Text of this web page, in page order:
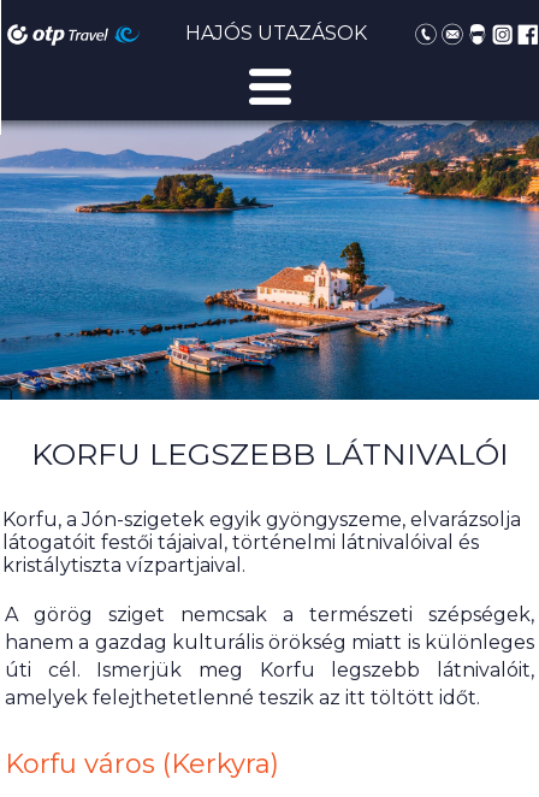
HAJÓS UTAZÁSOK
KORFU LEGSZEBB LÁTNIVALÓI
Korfu, a Jón-szigetek egyik gyöngyszeme, elvarázsolja
látogatóit festői tájaival, történelmi látnivalóival és
kristálytiszta vízpartjaival.
A görög sziget nemcsak a természeti szépségek,
hanem a gazdag kulturális örökség miatt is különleges
úti cél. Ismerjük meg Korfu legszebb látnivalóit,
amelyek felejthetetlenné teszik az itt töltött időt.
Korfu város (Kerkyra)